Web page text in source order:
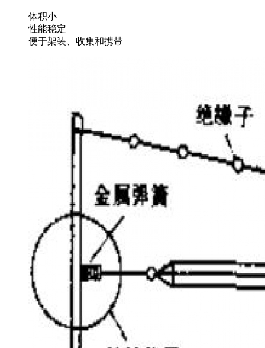
体积小
性能稳定
便于架装、收集和携带